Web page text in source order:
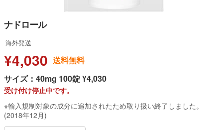
ナドロール
海外発送
¥4,030 送料無料
サイズ：40mg 100錠 ¥4,030
受け付け停止中です。
※輸入規制対象の成分に追加されたため取り扱い終了しました。
(2018年12月)